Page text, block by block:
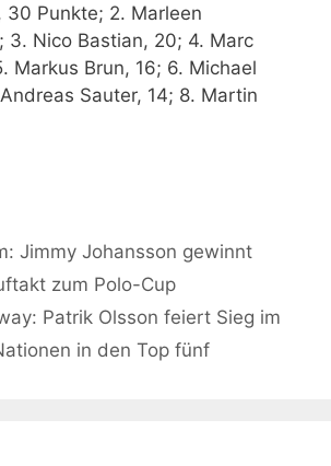
30 Punkte; 2. Marleen
3. Nico Bastian, 20; 4. Marc
Markus Brun, 16; 6. Michael
Sauter, 14; 8. Martin
Jimmy Johansson gewinnt
zum Polo-Cup
Patrik Olsson feiert Sieg im
in den Top fünf